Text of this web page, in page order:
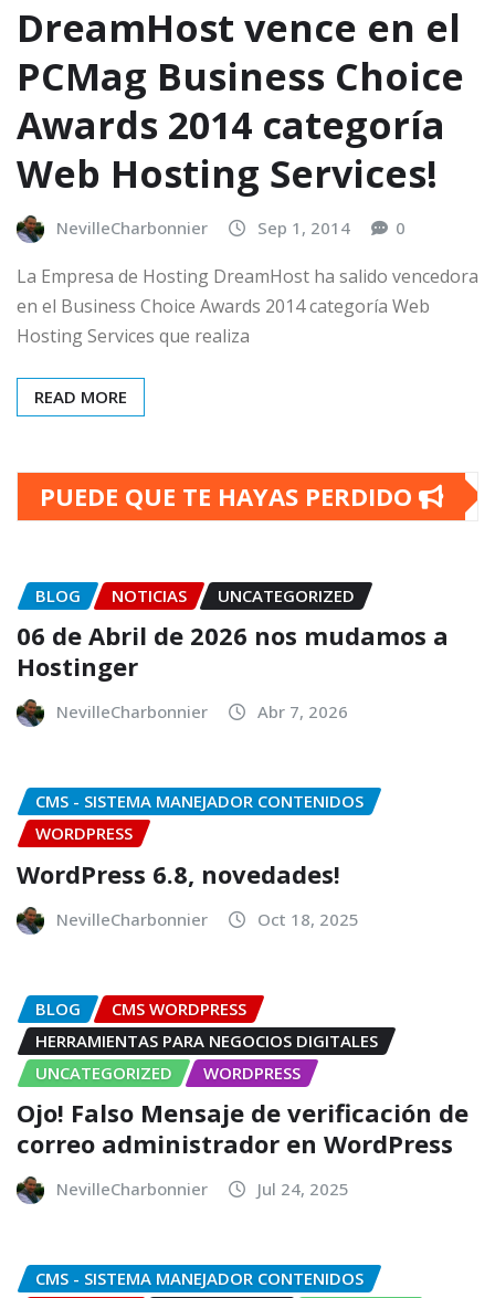
DreamHost vence en el
PCMag Business Choice
Awards 2014 categoría
Web Hosting Services!
NevilleCharbonnier Sep 1, 2014 0
La Empresa de Hosting DreamHost ha salido vencedora
en el Business Choice Awards 2014 categoría Web
Hosting Services que realiza
READ MORE
PUEDE QUE TE HAYAS PERDIDO
BLOG NOTICIAS UNCATEGORIZED
06 de Abril de 2026 nos mudamos a
Hostinger
NevilleCharbonnier Abr 7, 2026
CMS - SISTEMA MANEJADOR CONTENIDOS
WORDPRESS
WordPress 6.8, novedades!
NevilleCharbonnier Oct 18, 2025
BLOG
CMS WORDPRESS
HERRAMIENTAS PARA NEGOCIOS DIGITALES
UNCATEGORIZED
WORDPRESS
Ojo! Falso Mensaje de verificación de
correo administrador en WordPress
NevilleCharbonnier Jul 24, 2025
CMS - SISTEMA MANEJADOR CONTENIDOS